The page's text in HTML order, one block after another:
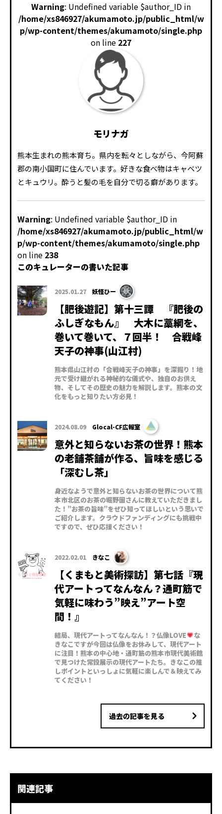
Warning: Undefined variable $author_ID in
/home/xs846927/akumamoto.jp/public_html/w
p/wp-content/themes/akumamoto/single.php
on line 227
モリナガ
熊本生まれの熊本育ち。県内を転々としながら、今阿蘇
郡の南小国町に住んでいます。好きな食べ物はキャベツ
とキュウリ。酔うと髪の毛を自分で切る癖があります。
Warning: Undefined variable $author_ID in
/home/xs846927/akumamoto.jp/public_html/w
p/wp-content/themes/akumamoto/single.php
on line 238
このキュレーターの書いた記事
2025.01.27 妖怪ひー
【肥後遊記】第十三譚 『肥後の
ふしぎなもん』 大木に藁綱を、
巻いて巻いて、７回半！ 合戦峰
天子の神事(山江村)
熊本県山江村の「合戦峰天子の神事」を深掘り！地
元で受け継がれる神秘的な儀式や、独自のお供え
物、そしてその歴史の魅力を解説します。熊本の文
化をもっと知りたい方必見！
2024.08.09 Glocal-CF広報室
意外と知らないお茶の世界！熊本
の老舗茶舗が作る、旨味を感じる
「深むし茶」
身近なようで意外と知らないお茶の世界について熊
本市北区のお茶の堀野園さんに教えていただきまし
た！”お茶の旨味”をぜひ知ってほしいという思いで
ご紹介します。クラウドファンディングにも挑戦中
ですので、ぜひ応援ください！
2022.02.01 きなこ
【くまもと美術探訪】第七話『現
代アートってなんなん？通町筋で
気軽に味わう”映え”アート空
間！』
結局、現代アートってなんなん！？仏像LOVE
な
きなこですが今回は仏像をお休みして、現代アート
に注目！熊本の中心地・通町筋の熊本市現代美術館
で見つけた常設展示の現代アートたち。きなこの推
しポイントといっしょに気軽に楽しんで＆映えてみ
てください！
過去の記事を見る
関連記事